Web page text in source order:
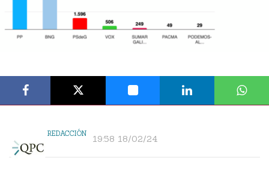
REDACCIÓN 19:58 18/02/24